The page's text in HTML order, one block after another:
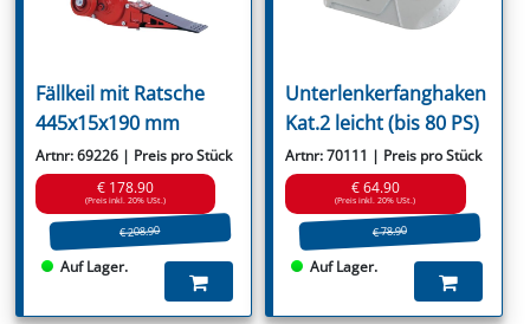
Fällkeil mit Ratsche
445x15x190 mm
Artnr: 69226 | Preis pro Stück
€ 178.90
(Preis inkl. 20% USt.)
€ 208.90
Auf Lager.
Unterlenkerfanghaken
Kat.2 leicht (bis 80 PS)
Artnr: 70111 | Preis pro Stück
€ 64.90
(Preis inkl. 20% USt.)
€ 78.90
Auf Lager.